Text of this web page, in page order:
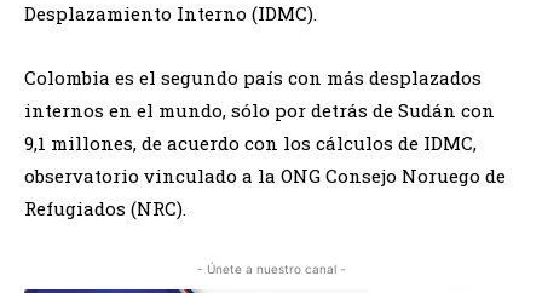
Desplazamiento Interno (IDMC).
Colombia es el segundo país con más desplazados
internos en el mundo, sólo por detrás de Sudán con
9,1 millones, de acuerdo con los cálculos de IDMC,
observatorio vinculado a la ONG Consejo Noruego de
Refugiados (NRC).
- Únete a nuestro canal -